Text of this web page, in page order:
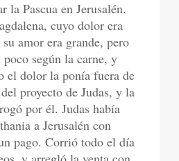
la Pascua en Jerusalén.
cuyo dolor era
amor era grande, pero
según la carne, y
el dolor la ponía fuera de
proyecto de Judas, y la
por él. Judas había
a Jerusalén con
pago. Corrió todo el día